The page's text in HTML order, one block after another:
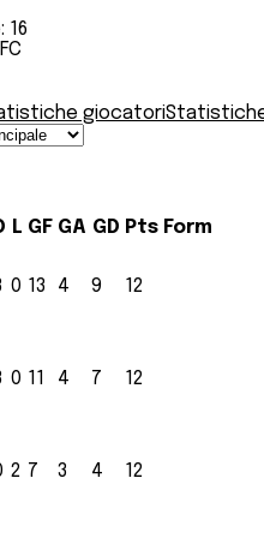
16
giocatori
L GF GA GD Pts Form
0 13 4 9 12
0 11 4 7 12
2 7 3 4 12